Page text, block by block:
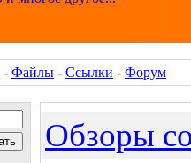
- Файлы - Ссылки - Форум
Обзоры